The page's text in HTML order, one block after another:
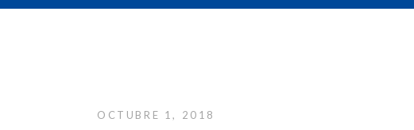
OCTUBRE 1, 2018